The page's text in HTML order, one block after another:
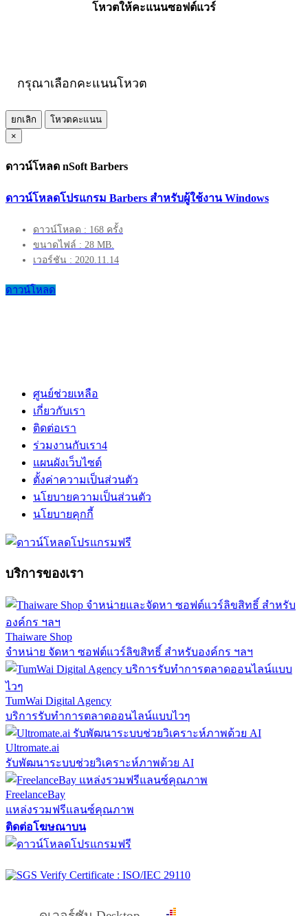
โหวตให้คะแนนซอฟต์แวร์
กรุณาเลือกคะแนนโหวต
ยกเลิก
โหวตคะแนน
×
ดาวน์โหลด nSoft Barbers
ดาวน์โหลดโปรแกรม Barbers สำหรับผู้ใช้งาน Windows
ดาวน์โหลด : 168 ครั้ง
ขนาดไฟล์ : 28 MB.
เวอร์ชัน : 2020.11.14
ดาวน์โหลด
ศูนย์ช่วยเหลือ
เกี่ยวกับเรา
ติดต่อเรา
ร่วมงานกับเรา4
แผนผังเว็บไซต์
ตั้งค่าความเป็นส่วนตัว
นโยบายความเป็นส่วนตัว
นโยบายคุกกี้
บริการของเรา
Thaiware Shop
จำหน่าย จัดหา ซอฟต์แวร์ลิขสิทธิ์ สำหรับองค์กร ฯลฯ
TumWai Digital Agency
บริการรับทำการตลาดออนไลน์แบบไวๆ
Ultromate.ai
รับพัฒนาระบบช่วยวิเคราะห์ภาพด้วย AI
FreelanceBay
แหล่งรวมฟรีแลนซ์คุณภาพ
ติดต่อโฆษณาบน